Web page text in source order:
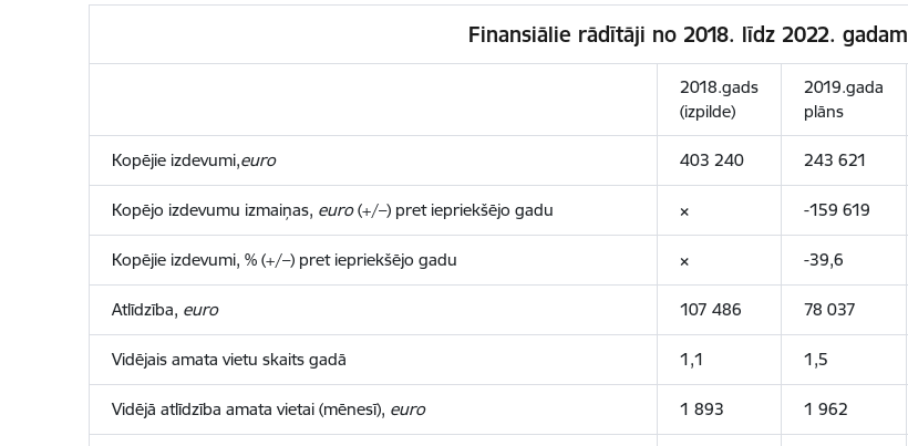
Finansiālie rādītāji no 2018. līdz 2022. gadam
2018.gads
(izpilde)
2019.gada
plāns
Kopējie izdevumi,euro 403 240 243 621
Kopējo izdevumu izmaiņas, euro(+/–) pret iepriekšējo gadu × -159 619
Kopējie izdevumi, % (+/–) pret iepriekšējo gadu × -39,6
Atlīdzība, euro 107 486 78 037
Vidējais amata vietu skaits gadā 1,1 1,5
Vidējā atlīdzība amata vietai (mēnesī), euro 1 893 1 962